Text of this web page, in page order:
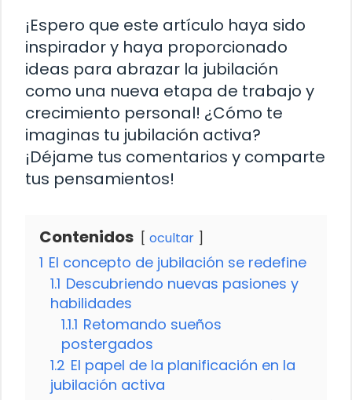
¡Espero que este artículo haya sido
inspirador y haya proporcionado
ideas para abrazar la jubilación
como una nueva etapa de trabajo y
crecimiento personal! ¿Cómo te
imaginas tu jubilación activa?
¡Déjame tus comentarios y comparte
tus pensamientos!
Contenidos ocultar
1 El concepto de jubilación se redefine
1.1 Descubriendo nuevas pasiones y
habilidades
1.1.1 Retomando sueños
postergados
1.2 El papel de la planificación en la
jubilación activa